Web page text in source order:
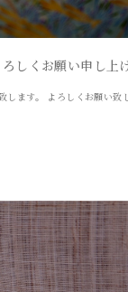
しくお願い申し上
します。 よろしくお願い致